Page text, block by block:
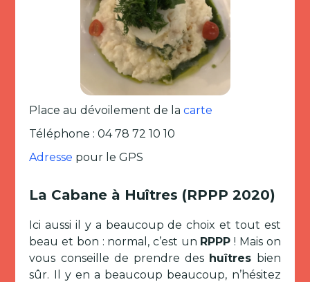
Place au dévoilement de lacarte
Téléphone : 04 78 72 10 10
Adresse pour le GPS
La Cabane à Huîtres (RPPP 2020)
Ici aussi il y a beaucoup de choix et tout est
beau et bon : normal, c’est un RPPP ! Mais on
vous conseille de prendre des huîtres bien
sûr. Il y en a beaucoup beaucoup, n’hésitez